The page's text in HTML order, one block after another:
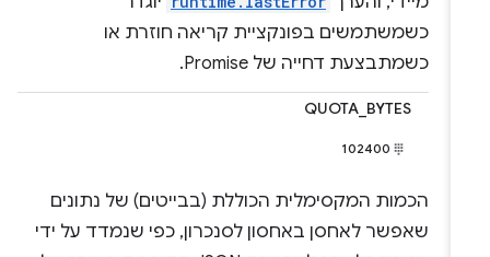
כשמשתמשים בפונקציית קריאה חוזרת או
כשמתבצעת דחייה של Promise.
QUOTA_BYTES
102400
הכמות המקסימלית הכוללת (בבייטים) של נתונים
שאפשר לאחסן באחסון לסנכרון, כפי שנמדד על ידי